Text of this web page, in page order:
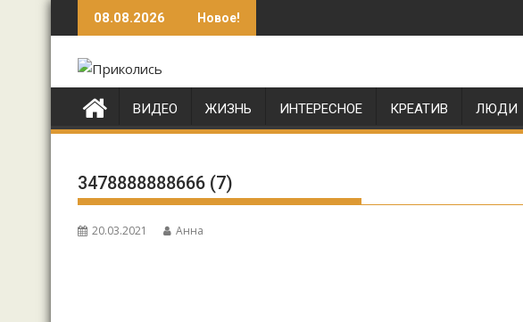
Перейти
к
08.08.2026 Новое!
ВИДЕО ЖИЗНЬ ИНТЕРЕСНОЕ КРЕАТИВ ЛЮДИ
3478888888666 (7)
20.03.2021 Анна